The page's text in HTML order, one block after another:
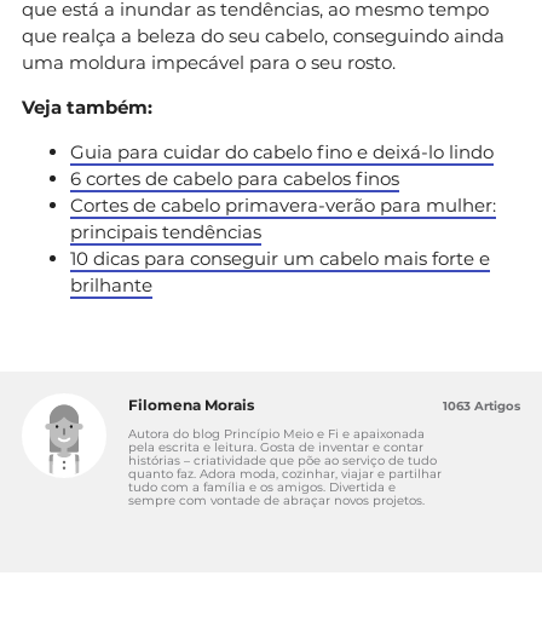
que está a inundar as tendências, ao mesmo tempo
que realça a beleza do seu cabelo, conseguindo ainda
uma moldura impecável para o seu rosto.
Veja também:
Guia para cuidar do cabelo fino e deixá-lo lindo
6 cortes de cabelo para cabelos finos
Cortes de cabelo primavera-verão para mulher:
principais tendências
10 dicas para conseguir um cabelo mais forte e
brilhante
Filomena Morais
Autora do blog Princípio Meio e Fi e apaixonada
pela escrita e leitura. Gosta de inventar e contar
histórias – criatividade que põe ao serviço de tudo
quanto faz. Adora moda, cozinhar, viajar e partilhar
tudo com a família e os amigos. Divertida e
sempre com vontade de abraçar novos projetos.
1063 Artigos